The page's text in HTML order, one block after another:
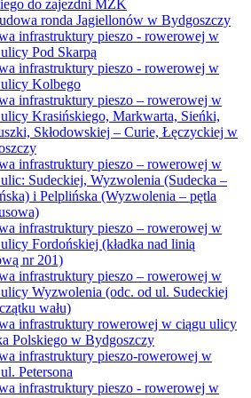
do zajezdni MZK
ronda Jagiellonów w Bydgoszczy
infrastruktury pieszo - rowerowej w
Pod Skarpą
infrastruktury pieszo - rowerowej w
Kolbego
infrastruktury pieszo – rowerowej w
Krasińskiego, Markwarta, Sieńki,
Skłodowskiej – Curie, Łęczyckiej w
infrastruktury pieszo – rowerowej w
Sudeckiej, Wyzwolenia (Sudecka –
i Pelplińska (Wyzwolenia – pętla
infrastruktury pieszo – rowerowej w
Fordońskiej (kładka nad linią
nr 201)
infrastruktury pieszo – rowerowej w
Wyzwolenia (odc. od ul. Sudeckiej
wału)
infrastruktury rowerowej w ciągu ulicy
Polskiego w Bydgoszczy
infrastruktury pieszo-rowerowej w
Petersona
infrastruktury pieszo - rowerowej w